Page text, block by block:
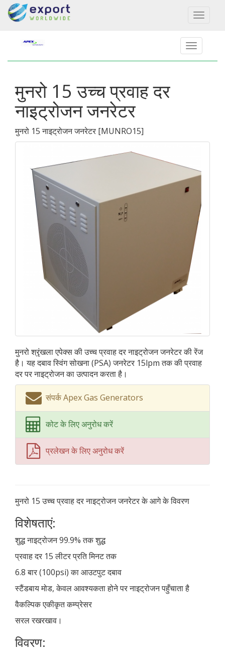
Toggle
मुनरो 15 उच्च प्रवाह दर
नाइट्रोजन जनरेटर
मुनरो 15 नाइट्रोजन जनरेटर [MUNRO15]
मुनरो श्रृंखला एपेक्स की उच्च प्रवाह दर नाइट्रोजन जनरेटर की रेंज
है। यह दबाव स्विंग सोखना (PSA) जनरेटर 15lpm तक की प्रवाह
दर पर नाइट्रोजन का उत्पादन करता है।
संपर्क Apex Gas Generators
कोट के लिए अनुरोध करें
प्रलेखन के लिए अनुरोध करें
मुनरो 15 उच्च प्रवाह दर नाइट्रोजन जनरेटर के आगे के विवरण
विशेषताएं:
शुद्ध नाइट्रोजन 99.9% तक शुद्ध
प्रवाह दर 15 लीटर प्रति मिनट तक
6.8 बार (100psi) का आउटपुट दबाव
स्टैंडबाय मोड, केवल आवश्यकता होने पर नाइट्रोजन पहुँचाता है
वैकल्पिक एकीकृत कम्प्रेसर
सरल रखरखाव।
विवरण: